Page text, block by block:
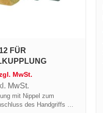
FÜR
MwSt.
MwSt.
mit Nippel zum
des Handgriffs mit